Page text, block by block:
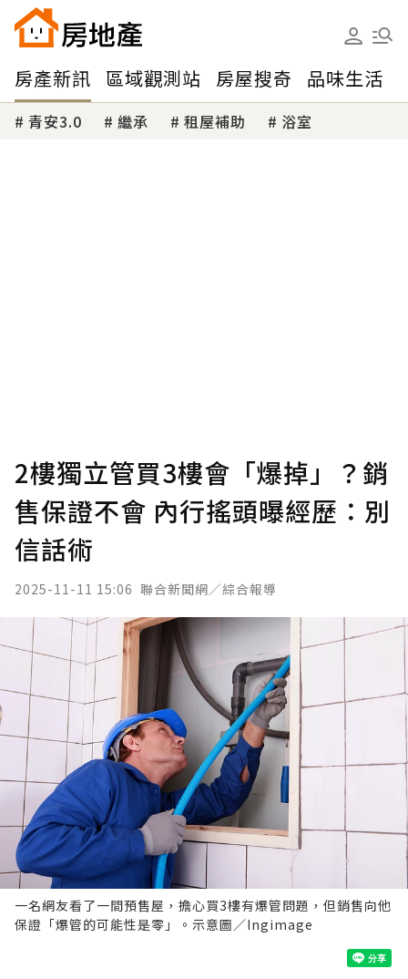
房產新訊 區域觀測站 房屋搜奇 品味生活
青安3.0 繼承 租屋補助 浴室
2樓獨立管買3樓會「爆掉」？銷
售保證不會 內行搖頭曝經歷：別
信話術
2025-11-11 15:06 聯合新聞網／綜合報導
一名網友看了一間預售屋，擔心買3樓有爆管問題，但銷售向他
保證「爆管的可能性是零」。示意圖／Ingimage